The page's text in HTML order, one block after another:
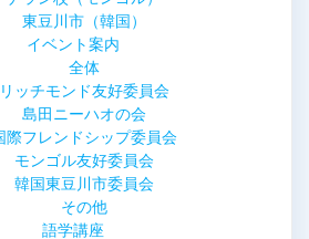
東豆川市（韓国）
イベント案内
全体
リッチモンド友好委員会
島田ニーハオの会
際フレンドシップ委員会
モンゴル友好委員会
韓国東豆川市委員会
その他
語学講座